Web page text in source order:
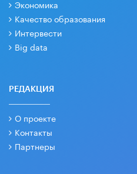
Экономика
Качество образования
Интервести
Big data
РЕДАКЦИЯ
О проекте
Контакты
Партнеры